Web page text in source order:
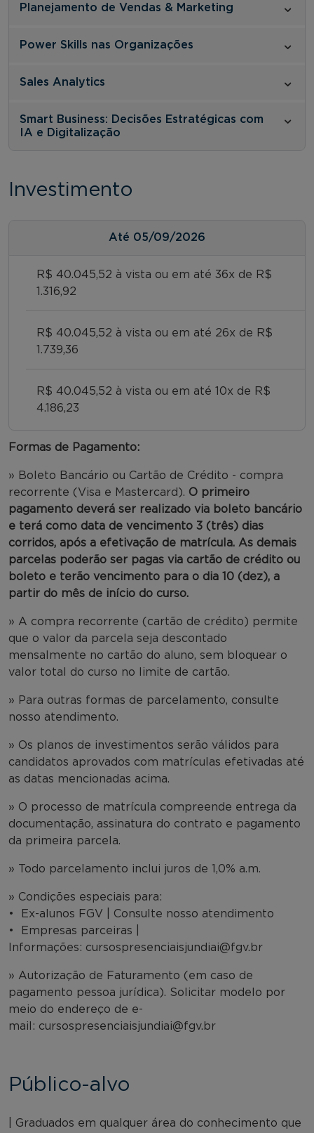
Planejamento de Vendas & Marketing
Power Skills nas Organizações
Sales Analytics
Smart Business: Decisões Estratégicas com
IA e Digitalização
Investimento
Até 05/09/2026
R$ 40.045,52 à vista ou em até 36x de R$
1.316,92
R$ 40.045,52 à vista ou em até 26x de R$
1.739,36
R$ 40.045,52 à vista ou em até 10x de R$
4.186,23
Formas de Pagamento:
» Boleto Bancário ou Cartão de Crédito - compra
recorrente (Visa e Mastercard). O primeiro
pagamento deverá ser realizado via boleto bancário
e terá como data de vencimento 3 (três) dias
corridos, após a efetivação de matrícula. As demais
parcelas poderão ser pagas via cartão de crédito ou
boleto e terão vencimento para o dia 10 (dez), a
partir do mês de início do curso.
» A compra recorrente (cartão de crédito) permite
que o valor da parcela seja descontado
mensalmente no cartão do aluno, sem bloquear o
valor total do curso no limite de cartão.
» Para outras formas de parcelamento, consulte
nosso atendimento.
» Os planos de investimentos serão válidos para
candidatos aprovados com matrículas efetivadas até
as datas mencionadas acima.
» O processo de matrícula compreende entrega da
documentação, assinatura do contrato e pagamento
da primeira parcela.
» Todo parcelamento inclui juros de 1,0% a.m.
» Condições especiais para:
• Ex-alunos FGV | Consulte nosso atendimento
• Empresas parceiras |
Informações: cursospresenciaisjundiai@fgv.br
» Autorização de Faturamento (em caso de
pagamento pessoa jurídica). Solicitar modelo por
meio do endereço de e-
mail: cursospresenciaisjundiai@fgv.br
Público-alvo
| Graduados em qualquer área do conhecimento que